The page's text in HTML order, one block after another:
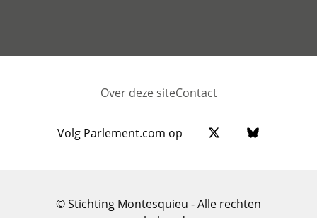
Footer
Over deze siteContact
Volg Parlement.com op
© Stichting Montesquieu - Alle rechten